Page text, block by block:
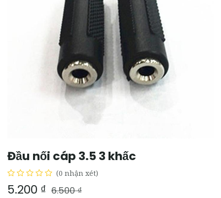
Đầu nối cáp 3.5 3 khấc
(0 nhận xét)
5.200 ₫ 6.500₫